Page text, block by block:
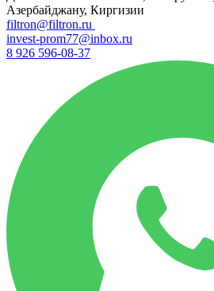
Азербайджану, Киргизии
filtron@filtron.ru
invest-prom77@inbox.ru
8 926 596-08-37